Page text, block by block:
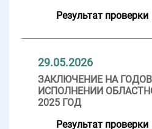
Результат проверки
29.05.2026
ЗАКЛЮЧЕНИЕ НА
ИСПОЛНЕНИИ
2025 ГОД
Результат проверки